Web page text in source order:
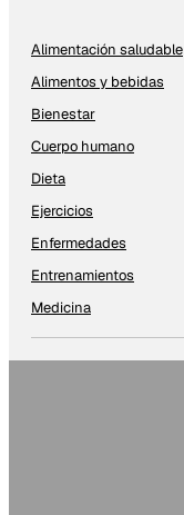
Alimentación saludable
Alimentos y bebidas
Bienestar
Cuerpo humano
Dieta
Ejercicios
Enfermedades
Entrenamientos
Medicina